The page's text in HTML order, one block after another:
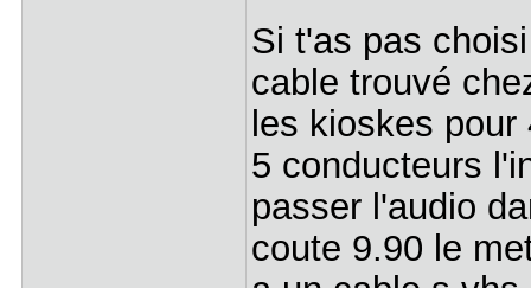
Si t'as pas
cable trouvé
les kioskes
5 conducteurs
passer l'audio
coute 9.90 le